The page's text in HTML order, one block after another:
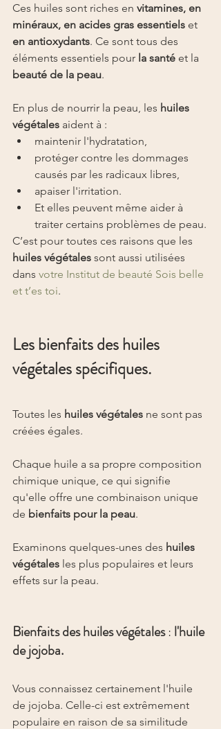
Ces huiles sont riches en vitamines, en
minéraux, en acides gras essentiels et
en antioxydants. Ce sont tous des
éléments essentiels pour la santé et la
beauté de la peau.
En plus de nourrir la peau, les huiles
végétales aident à :
maintenir l'hydratation,
protéger contre les dommages
causés par les radicaux libres,
apaiser l'irritation.
Et elles peuvent même aider à
traiter certains problèmes de peau.
C’est pour toutes ces raisons que les
huiles végétales sont aussi utilisées
dans votre Institut de beauté Sois belle
et t’es toi.
Les bienfaits des huiles
végétales spécifiques.
Toutes les huiles végétales ne sont pas
créées égales.
Chaque huile a sa propre composition
chimique unique, ce qui signifie
qu'elle offre une combinaison unique
de bienfaits pour la peau.
Examinons quelques-unes des huiles
végétales les plus populaires et leurs
effets sur la peau.
Bienfaits des huiles végétales : l'huile
de jojoba.
Vous connaissez certainement l'huile
de jojoba. Celle-ci est extrêmement
populaire en raison de sa similitude